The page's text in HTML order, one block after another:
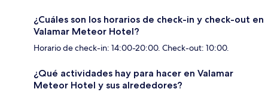
¿Cuáles son los horarios de check-in y check-out en
Valamar Meteor Hotel?
Horario de check-in: 14:00-20:00. Check-out: 10:00.
¿Qué actividades hay para hacer en Valamar
Meteor Hotel y sus alrededores?